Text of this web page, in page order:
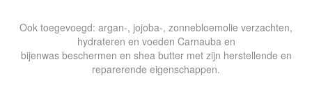
Ook toegevoegd: argan-, jojoba-, zonnebloemolie verzachten,
hydrateren en voeden Carnauba en
bijenwas beschermen en shea butter met zijn herstellende en
reparerende eigenschappen.